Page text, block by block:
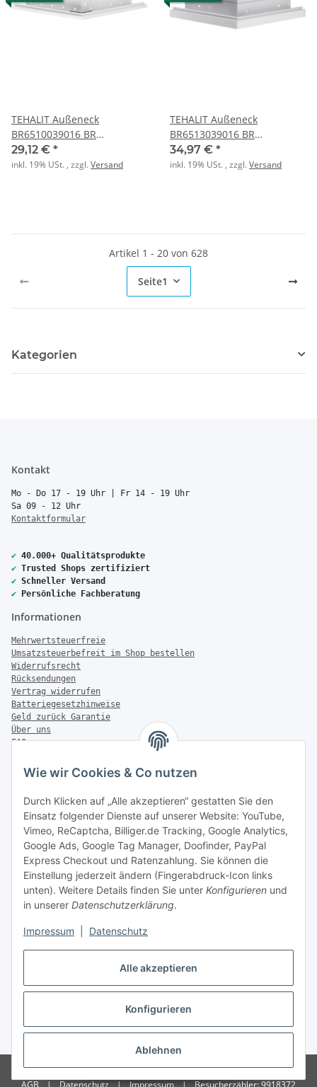
Alle akzeptieren
Konfigurieren
Ablehnen
Wie wir Cookies & Co nutzen
Durch Klicken auf „Alle akzeptieren“ gestatten Sie den
Einsatz folgender Dienste auf unserer Website: YouTube,
Vimeo, ReCaptcha, Billiger.de Tracking, Google Analytics,
Google Ads, Google Tag Manager, Doofinder, PayPal
Express Checkout und Ratenzahlung. Sie können die
Einstellung jederzeit ändern (Fingerabdruck-Icon links
unten). Weitere Details finden Sie unter Konfigurieren und
in unserer Datenschutzerklärung.
Impressum Datenschutz
TEHALIT Außeneck
BR6510039016 BR
68x100mm verkehrsweiß
29,12 € *
inkl. 19% USt. , zzgl.Versand
TEHALIT Außeneck
BR6513039016 BR
68x130mm verkehrsweiß
34,97 € *
inkl. 19% USt. , zzgl.Versand
Artikel 1 - 20 von 628
Seite1
Kategorien
Kontakt
Mo - Do 17 - 19 Uhr | Fr 14 - 19 Uhr
Sa 09 - 12 Uhr
Kontaktformular
✔ 40.000+ Qualitätsprodukte
✔ Trusted Shops zertifiziert
✔ Schneller Versand
✔ Persönliche Fachberatung
Informationen
Mehrwertsteuerfreie
Umsatzsteuerbefreit im Shop bestellen
Widerrufsrecht
Rücksendungen
Vertrag widerrufen
Batteriegesetzhinweise
Geld zurück Garantie
Über uns
FAQ
Zahlung & Versand
Versandinformationen
Sonstiges
* Alle Preise inkl. gesetzlicher USt., zzgl.Versand
© Copyright 2026 Treise Elektrotechnik – Alle Rechte vorbehalten
|
AGB
| Datenschutz | Impressum | Besucherzähler: 9918372